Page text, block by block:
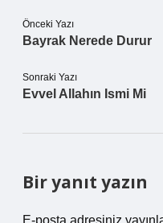
Önceki Yazı
Bayrak Nerede Durur
Sonraki Yazı
Evvel Allahın Ismi Mi
Bir yanıt yazın
E-posta adresiniz